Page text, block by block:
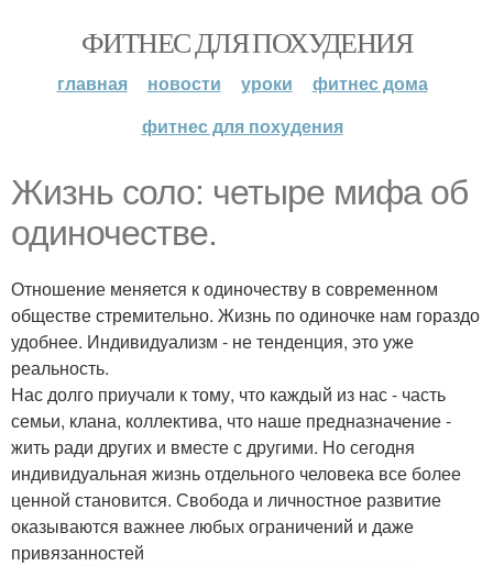
ФИТНЕС ДЛЯ ПОХУДЕНИЯ
главная новости уроки
фитнес дома
фитнес для похудения
Жизнь соло: четыре мифа об
одиночестве.
Отношение меняется к одиночеству в современном
обществе стремительно. Жизнь по одиночке нам гораздо
удобнее. Индивидуализм - не тенденция, это уже
реальность.
Нас долго приучали к тому, что каждый из нас - часть
семьи, клана, коллектива, что наше предназначение -
жить ради других и вместе с другими. Но сегодня
индивидуальная жизнь отдельного человека все более
ценной становится. Свобода и личностное развитие
оказываются важнее любых ограничений и даже
привязанностей